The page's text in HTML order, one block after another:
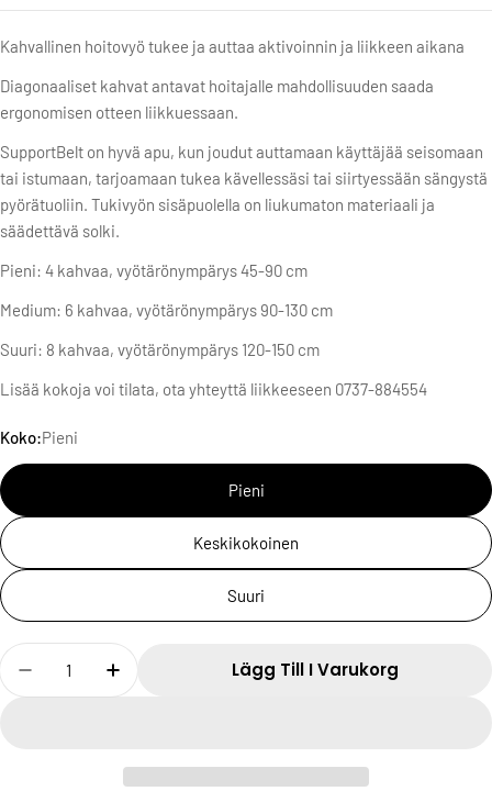
Kahvallinen hoitovyö tukee ja auttaa aktivoinnin ja liikkeen aikana
Diagonaaliset kahvat antavat hoitajalle mahdollisuuden saada
ergonomisen otteen liikkuessaan.
SupportBelt on hyvä apu, kun joudut auttamaan käyttäjää seisomaan
tai istumaan, tarjoamaan tukea kävellessäsi tai siirtyessään sängystä
pyörätuoliin. Tukivyön sisäpuolella on liukumaton materiaali ja
säädettävä solki.
Pieni: 4 kahvaa, vyötärönympärys 45-90 cm
Medium: 6 kahvaa, vyötärönympärys 90-130 cm
Suuri: 8 kahvaa, vyötärönympärys 120-150 cm
Lisää kokoja voi tilata, ota yhteyttä liikkeeseen 0737-884554
Koko:Pieni
Pieni
Keskikokoinen
Suuri
Antal
Lägg Till I Varukorg